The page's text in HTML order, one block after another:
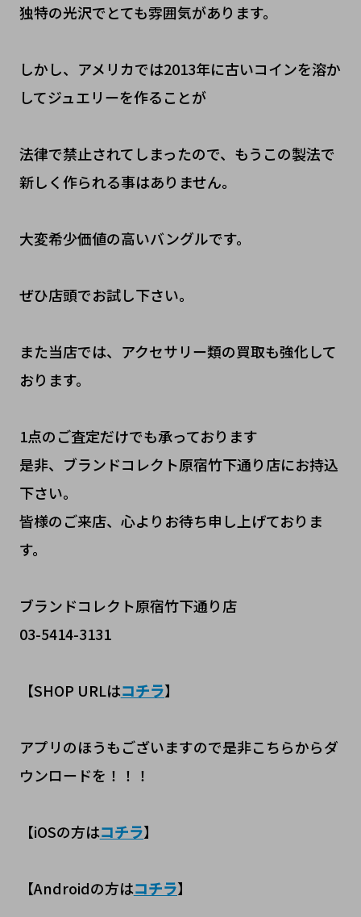
独特の光沢でとても雰囲気があります。
しかし、アメリカでは2013年に古いコインを溶か
してジュエリーを作ることが
法律で禁止されてしまったので、もうこの製法で
新しく作られる事はありません。
大変希少価値の高いバングルです。
ぜひ店頭でお試し下さい。
また当店では、アクセサリー類の買取も強化して
おります。
1点のご査定だけでも承っております
是非、ブランドコレクト原宿竹下通り店にお持込
下さい。
皆様のご来店、心よりお待ち申し上げておりま
す。
ブランドコレクト原宿竹下通り店
03-5414-3131
【SHOP URLはコチラ】
アプリのほうもございますので是非こちらからダ
ウンロードを！！！
【iOSの方はコチラ】
【Androidの方はコチラ】